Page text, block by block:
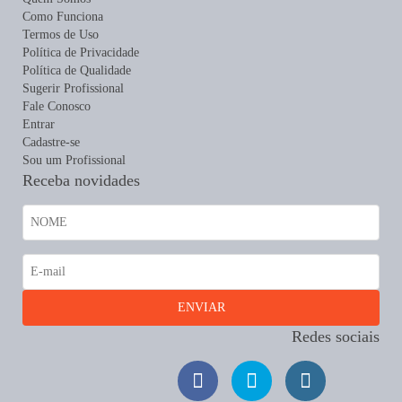
Como Funciona
Termos de Uso
Política de Privacidade
Política de Qualidade
Sugerir Profissional
Fale Conosco
Entrar
Cadastre-se
Sou um Profissional
Receba novidades
Redes sociais